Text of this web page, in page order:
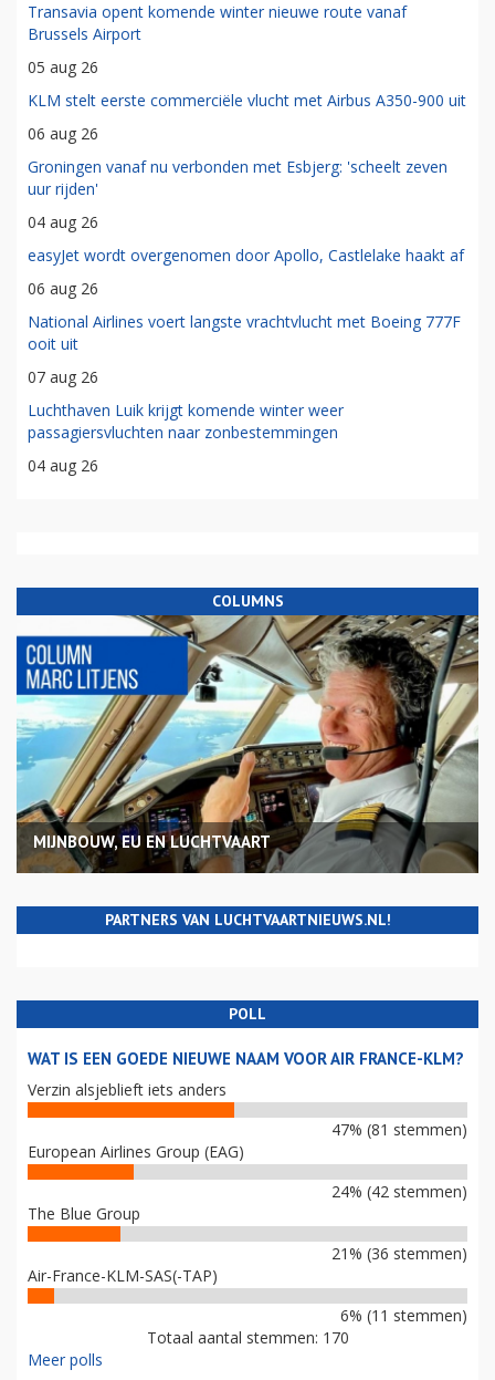
Transavia opent komende winter nieuwe route vanaf
Brussels Airport
05 aug 26
KLM stelt eerste commerciële vlucht met Airbus A350-900 uit
06 aug 26
Groningen vanaf nu verbonden met Esbjerg: 'scheelt zeven
uur rijden'
04 aug 26
easyJet wordt overgenomen door Apollo, Castlelake haakt af
06 aug 26
National Airlines voert langste vrachtvlucht met Boeing 777F
ooit uit
07 aug 26
Luchthaven Luik krijgt komende winter weer
passagiersvluchten naar zonbestemmingen
04 aug 26
COLUMNS
MIJNBOUW, EU EN LUCHTVAART
PARTNERS VAN LUCHTVAARTNIEUWS.NL!
POLL
WAT IS EEN GOEDE NIEUWE NAAM VOOR AIR FRANCE-KLM?
Verzin alsjeblieft iets anders
47% (81 stemmen)
European Airlines Group (EAG)
24% (42 stemmen)
The Blue Group
21% (36 stemmen)
Air-France-KLM-SAS(-TAP)
6% (11 stemmen)
Totaal aantal stemmen: 170
Meer polls